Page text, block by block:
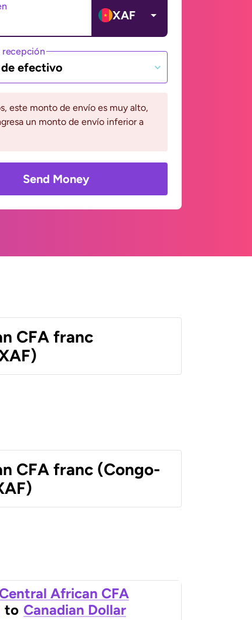
XAF
efectivo
este monto de envío es muy alto,
un monto de envío inferior a
Send Money
CFA franc
CFA franc (Congo-
African CFA
to Canadian Dollar